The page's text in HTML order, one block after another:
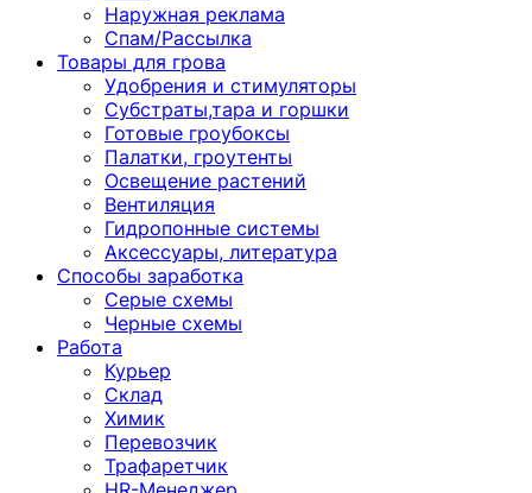
Наружная реклама
Спам/Рассылка
Товары для грова
Удобрения и стимуляторы
Субстраты,тара и горшки
Готовые гроубоксы
Палатки, гроутенты
Освещение растений
Вентиляция
Гидропонные системы
Аксессуары, литература
Способы заработка
Серые схемы
Черные схемы
Работа
Курьер
Склад
Химик
Перевозчик
Трафаретчик